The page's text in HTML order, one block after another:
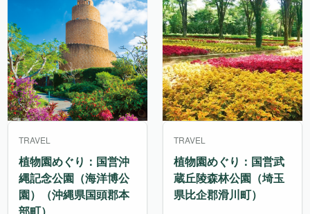
TRAVEL
植物園めぐり：国営沖
縄記念公園（海洋博公
園）（沖縄県国頭郡本
部町）
TRAVEL
植物園めぐり：国営武
蔵丘陵森林公園（埼玉
県比企郡滑川町）